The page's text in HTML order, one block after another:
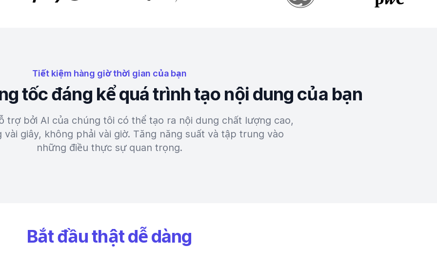
Tiết kiệm hàng giờ thời gian của bạn
tốc đáng kể quá trình tạo nội dung của bạn
trợ bởi AI của chúng tôi có thể tạo ra nội dung chất lượng cao,
giây, không phải vài giờ. Tăng năng suất và tập trung vào
những điều thực sự quan trọng.
Bắt đầu thật dễ dàng